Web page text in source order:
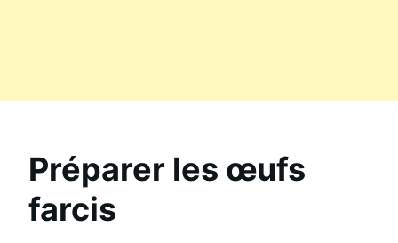
Préparer les œufs
farcis